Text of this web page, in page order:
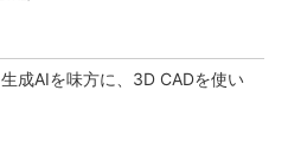
生成AIを味方に、3D CADを使い